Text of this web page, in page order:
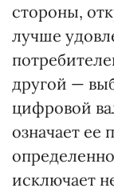
стороны,
лучше
другой —
цифровой
означает ее
исключает